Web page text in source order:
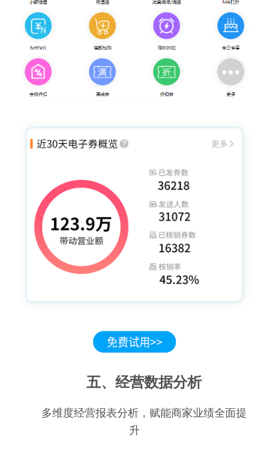
五、经营数据分析
多维度经营报表分析，赋能商家业绩全面提
升